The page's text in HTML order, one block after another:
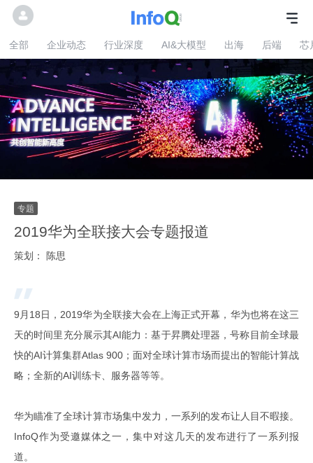
全部 企业动态 行业深度 AI&大模型 出海 后端 芯
2019华为全联接大会专题报道
策划： 陈思
9月18日，2019华为全联接大会在上海正式开幕，华为也将在这三
天的时间里充分展示其AI能力：基于昇腾处理器，号称目前全球最
快的AI计算集群Atlas 900；面对全球计算市场而提出的智能计算战
略；全新的AI训练卡、服务器等等。
华为瞄准了全球计算市场集中发力，一系列的发布让人目不暇接。
InfoQ作为受邀媒体之一，集中对这几天的发布进行了一系列报
道。